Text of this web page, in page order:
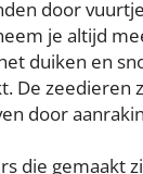
door
je altijd
duiken en
De zeedieren
door
die gemaakt